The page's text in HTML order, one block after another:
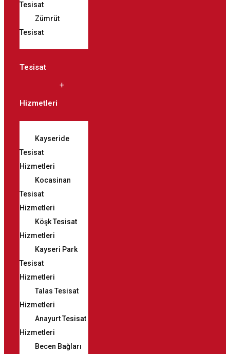
Tesisat
Zümrüt
Tesisat
Tesisat
Hizmetleri
Kayseride
Tesisat
Hizmetleri
Kocasinan
Tesisat
Hizmetleri
Köşk Tesisat
Hizmetleri
Kayseri Park
Tesisat
Hizmetleri
Talas Tesisat
Hizmetleri
Anayurt Tesisat
Hizmetleri
Becen Bağları